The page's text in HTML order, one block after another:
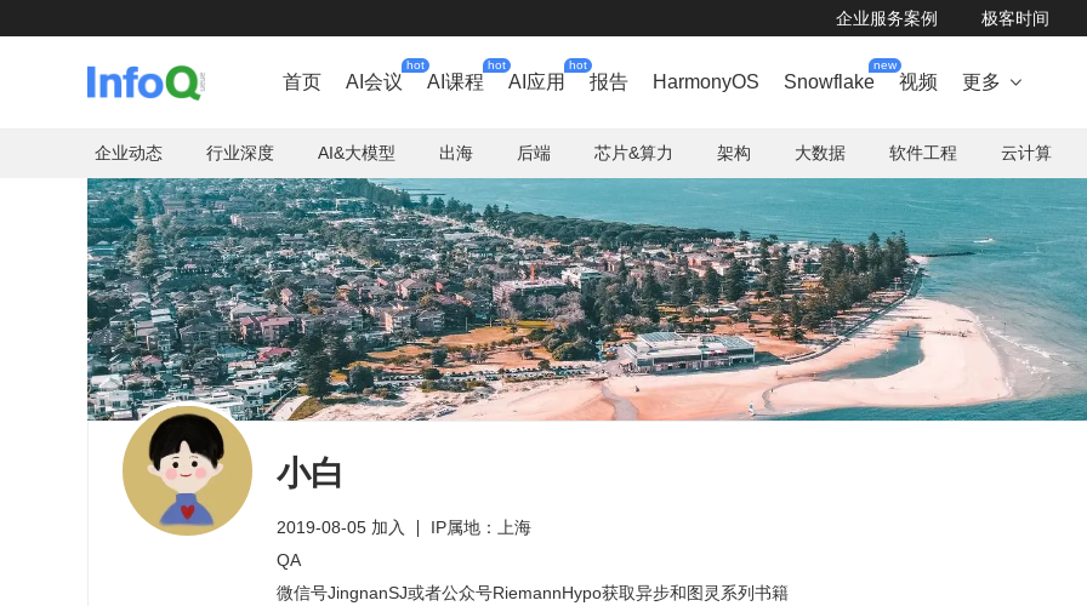
企业服务案例 极客时间
首页 AI会议
hot
AI课程
hot
AI应用
hot
报告 HarmonyOS Snowflake
new
视频 更多 
企业动态 行业深度 AI&大模型 出海 后端 芯片&算力 架构 大数据 软件工程 云计算
小白
2019-08-05 加入
IP属地：上海
QA
微信号JingnanSJ或者公众号RiemannHypo获取异步和图灵系列书籍